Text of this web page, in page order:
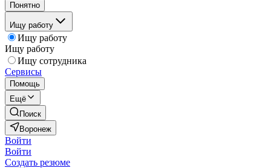
Понятно
Ищу работу
Ищу работу
Ищу работу
Ищу сотрудника
Сервисы
Помощь
Ещё
Поиск
Воронеж
Войти
Войти
Создать резюме